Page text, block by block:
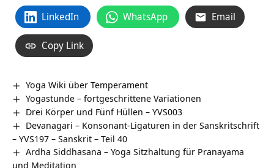
LinkedIn WhatsApp Email
Copy Link
Yoga Wiki über Temperament
Yogastunde – fortgeschrittene Variationen
Drei Körper und Fünf Hüllen – YVS003
Devanagari – Konsonant-Ligaturen in der Sanskritschrift
– YVS197 – Sanskrit – Teil 40
Ardha Siddhasana – Yoga Sitzhaltung für Pranayama
und Meditation